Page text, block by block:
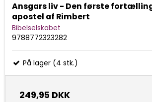
Ansgars liv - Den første
apostel af Rimbert
Bibelselskabet
9788772323282
På lager (4 stk.)
249,95 DKK